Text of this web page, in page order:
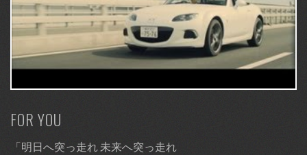
FOR YOU
「明日へ突っ走れ 未来へ突っ走れ